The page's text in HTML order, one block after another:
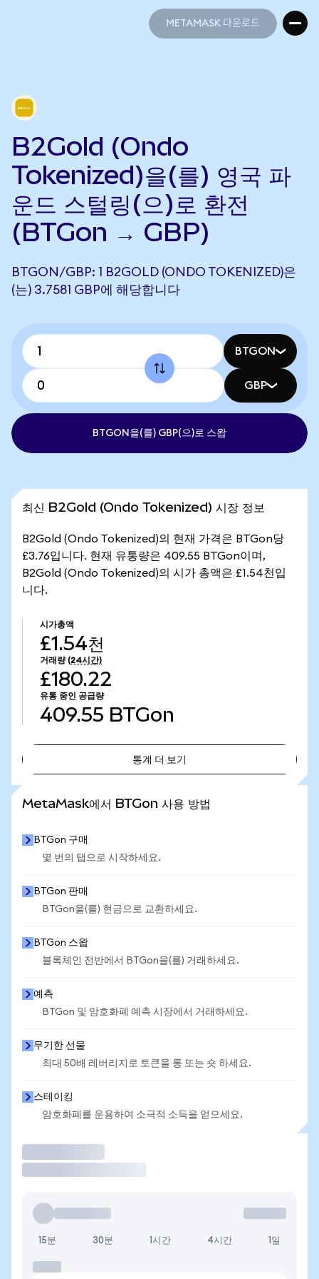
METAMASK 다운로드
B2Gold (Ondo
Tokenized)을(를) 영국 파
운드 스털링(으)로 환전
(BTGon → GBP)
BTGON/GBP: 1 B2GOLD (ONDO TOKENIZED)은
(는) 3.7581 GBP에 해당합니다
BTGON
GBP
BTGON을(를) GBP(으)로 스왑
최신 B2Gold (Ondo Tokenized) 시장 정보
B2Gold (Ondo Tokenized)의 현재 가격은 BTGon당
£3.76입니다. 현재 유통량은 409.55 BTGon이며,
B2Gold (Ondo Tokenized)의 시가 총액은 £1.54천입
니다.
시가총액
£1.54천
거래량 (24시간)
£180.22
유통 중인 공급량
409.55 BTGon
통계 더 보기
MetaMask에서 BTGon 사용 방법
BTGon 구매
몇 번의 탭으로 시작하세요.
BTGon 판매
BTGon을(를) 현금으로 교환하세요.
BTGon 스왑
블록체인 전반에서 BTGon을(를) 거래하세요.
예측
BTGon 및 암호화폐 예측 시장에서 거래하세요.
무기한 선물
최대 50배 레버리지로 토큰을 롱 또는 숏 하세요.
스테이킹
암호화폐를 운용하여 소극적 소득을 얻으세요.
15분 30분 1시간 4시간 1일